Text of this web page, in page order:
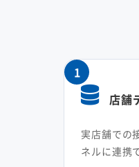
1
店舗
実店舗での
ネルに連携